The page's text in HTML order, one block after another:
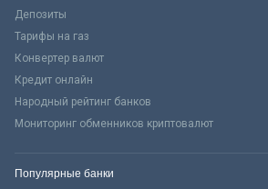
Депозиты
Тарифы на газ
Конвертер валют
Кредит онлайн
Народный рейтинг банков
Мониторинг обменников криптовалют
Популярные банки